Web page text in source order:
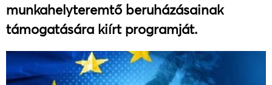
munkahelyteremtő beruházásainak
támogatására kiírt programját.